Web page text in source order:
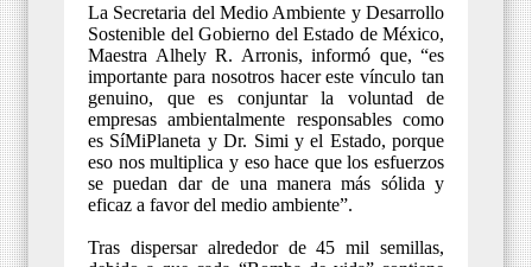
La Secretaria del Medio Ambiente y Desarrollo
Sostenible del Gobierno del Estado de México,
Maestra Alhely R. Arronis, informó que, “es
importante para nosotros hacer este vínculo tan
genuino, que es conjuntar la voluntad de
empresas ambientalmente responsables como
es SíMiPlaneta y Dr. Simi y el Estado, porque
eso nos multiplica y eso hace que los esfuerzos
se puedan dar de una manera más sólida y
eficaz a favor del medio ambiente”.
Tras dispersar alrededor de 45 mil semillas,